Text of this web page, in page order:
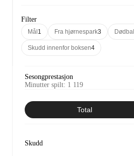
Filter
Mål 1 Fra hjørnespark3
Skudd innenfor boksen4
Sesongprestasjon
Minutter spilt: 1 119
Total
Skudd